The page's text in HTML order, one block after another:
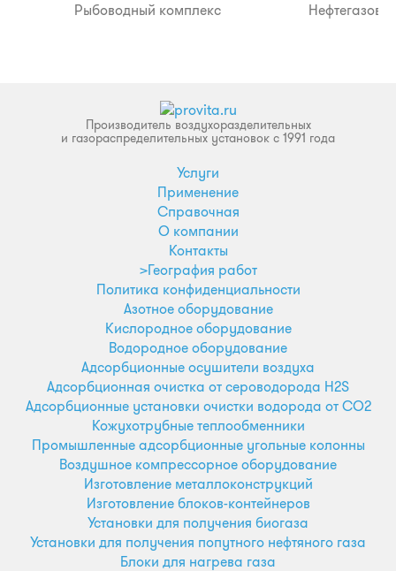
Рыбоводный комплекс
Производитель воздухоразделительных
и газораспределительных установок с 1991 года
Услуги
Применение
Справочная
О компании
Контакты
>География работ
Политика конфиденциальности
Азотное оборудование
Кислородное оборудование
Водородное оборудование
Адсорбционные осушители воздуха
Адсорбционная очистка от сероводорода H2S
Адсорбционные установки очистки водорода от CO2
Кожухотрубные теплообменники
Промышленные адсорбционные угольные колонны
Воздушное компрессорное оборудование
Изготовление металлоконструкций
Изготовление блоков-контейнеров
Установки для получения биогаза
Установки для получения попутного нефтяного газа
Блоки для нагрева газа